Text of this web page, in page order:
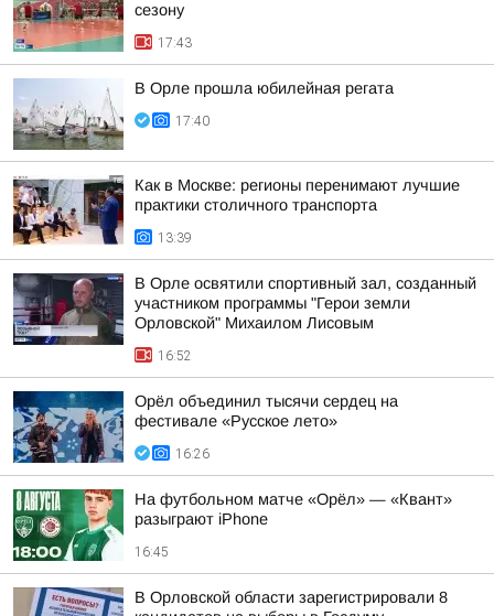
сезону
17:43
В Орле прошла юбилейная регата
17:40
Как в Москве: регионы перенимают лучшие
практики столичного транспорта
13:39
В Орле освятили спортивный зал, созданный
участником программы "Герои земли
Орловской" Михаилом Лисовым
16:52
Орёл объединил тысячи сердец на
фестивале «Русское лето»
16:26
На футбольном матче «Орёл» — «Квант»
разыграют iPhone
16:45
В Орловской области зарегистрировали 8